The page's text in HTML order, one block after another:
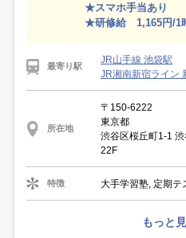
★スマホ手当あり
★研修給 1,165円/1
最寄り駅
JR山手線 池袋駅
JR湘南新宿ライン
所在地
〒150-6222
東京都
渋谷区桜丘町1-1
22F
特徴 大手学習塾, 定期テ
もっと